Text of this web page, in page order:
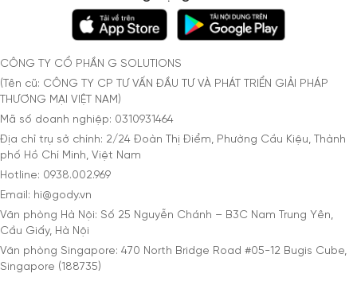
CÔNG TY CỔ PHẦN G SOLUTIONS
(Tên cũ: CÔNG TY CP TƯ VẤN ĐẦU TƯ VÀ PHÁT TRIỂN GIẢI PHÁP
THƯƠNG MẠI VIỆT NAM)
Mã số doanh nghiệp: 0310931464
Địa chỉ trụ sở chính: 2/24 Đoàn Thị Điểm, Phường Cầu Kiệu, Thành
phố Hồ Chí Minh, Việt Nam
Hotline: 0938.002.969
Email: hi@gody.vn
Văn phòng Hà Nội: Số 25 Nguyễn Chánh – B3C Nam Trung Yên,
Cầu Giấy, Hà Nội
Văn phòng Singapore: 470 North Bridge Road #05-12 Bugis Cube,
Singapore (188735)